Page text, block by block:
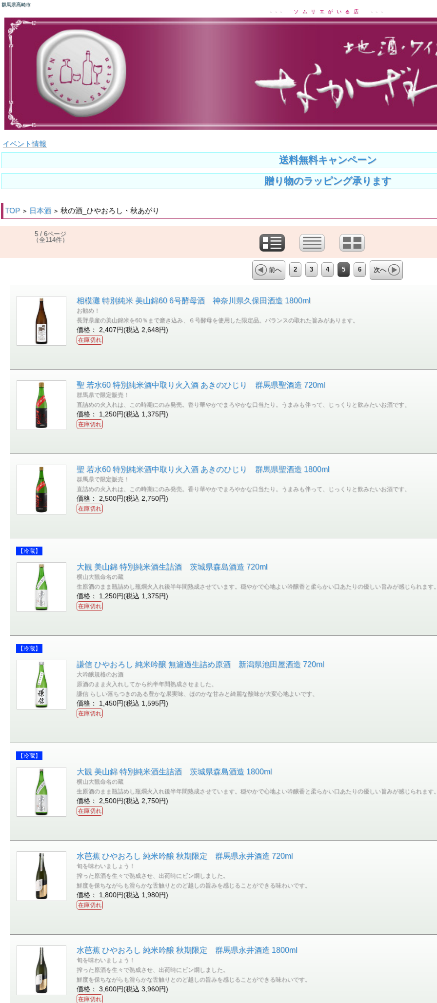
群馬県高崎市
--- ソムリエがいる店 ---
イベント情報
送料無料キャンペーン
贈り物のラッピング承ります
TOP > 日本酒 > 秋の酒_ひやおろし・秋あがり
5 / 6ページ
（全114件）
前へ 2 3 4 5 6 次へ
相模灘 特別純米 美山錦60 6号酵母酒 神奈川県久保田酒造 1800ml
お勧め！
長野県産の美山錦米を60％まで磨き込み、６号酵母を使用した限定品。バランスの取れた旨みがあります。
価格： 2,407円(税込 2,648円)
在庫切れ
聖 若水60 特別純米酒中取り火入酒 あきのひじり 群馬県聖酒造 720ml
群馬県で限定販売！
直詰めの火入れは、この時期にのみ発売。香り華やかでまろやかな口当たり。うまみも伴って、じっくりと飲みたいお酒です。
価格： 1,250円(税込 1,375円)
在庫切れ
聖 若水60 特別純米酒中取り火入酒 あきのひじり 群馬県聖酒造 1800ml
群馬県で限定販売！
直詰めの火入れは、この時期にのみ発売。香り華やかでまろやかな口当たり。うまみも伴って、じっくりと飲みたいお酒です。
価格： 2,500円(税込 2,750円)
在庫切れ
【冷蔵】
大観 美山錦 特別純米酒生詰酒 茨城県森島酒造 720ml
横山大観命名の蔵
生原酒のまま瓶詰めし瓶燗火入れ後半年間熟成させています。穏やかで心地よい吟醸香と柔らかい口あたりの優しい旨みが感じられます
価格： 1,250円(税込 1,375円)
在庫切れ
【冷蔵】
謙信 ひやおろし 純米吟醸 無濾過生詰め原酒 新潟県池田屋酒造 720ml
大吟醸規格のお酒
原酒のまま火入れしてから約半年間熟成させました。
謙信 らしい落ちつきのある豊かな果実味、ほのかな甘みと綺麗な酸味が大変心地よいです。
価格： 1,450円(税込 1,595円)
在庫切れ
【冷蔵】
大観 美山錦 特別純米酒生詰酒 茨城県森島酒造 1800ml
横山大観命名の蔵
生原酒のまま瓶詰めし瓶燗火入れ後半年間熟成させています。穏やかで心地よい吟醸香と柔らかい口あたりの優しい旨みが感じられます
価格： 2,500円(税込 2,750円)
在庫切れ
水芭蕉 ひやおろし 純米吟醸 秋期限定 群馬県永井酒造 720ml
旬を味わいましょう！
搾った原酒を生々で熟成させ、出荷時にビン燗しました。
鮮度を保ちながらも滑らかな舌触りとのど越しの旨みを感じることができる味わいです。
価格： 1,800円(税込 1,980円)
在庫切れ
水芭蕉 ひやおろし 純米吟醸 秋期限定 群馬県永井酒造 1800ml
旬を味わいましょう！
搾った原酒を生々で熟成させ、出荷時にビン燗しました。
鮮度を保ちながらも滑らかな舌触りとのど越しの旨みを感じることができる味わいです。
価格： 3,600円(税込 3,960円)
在庫切れ